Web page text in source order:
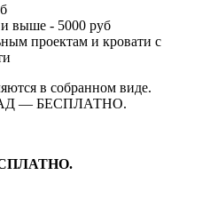
выше - 5000 руб
проектам и кровати с
в собранном виде.
— БЕСПЛАТНО.